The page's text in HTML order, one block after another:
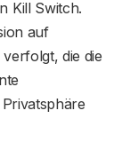
Kill Switch.
auf
die die